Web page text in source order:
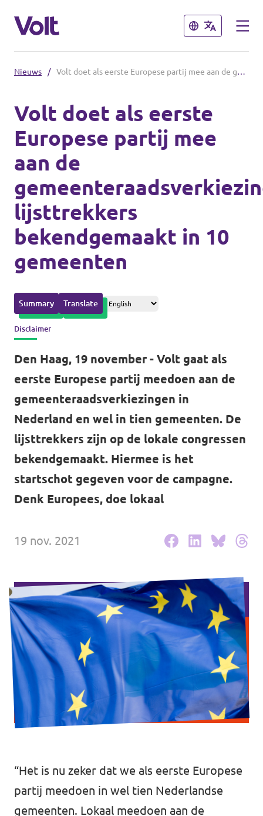
Sluiten
Volt Amsterdam
Volt Arnhem
Volt Delft
...alle Volt gemeenten
Afdelingen in de provincies
Volt Drenthe
Volt Fryslân
Volt Provincie Utrecht
...alle Volt provincies
Sluiten
Standpunten
Over Volt
Mensen
Word lid
Word actief
Doneer
Sprekersaanvraag
Volt There - Buitenlandstichting Volt
Charge - Wetenschappelijk Platform Volt
Nieuws / Volt doet als eerste Europese partij mee aan de gemeenteraadsverkiezingen: lijsttrekkers bekendgemaakt in 10 gemeenten
Volt doet als eerste
Europese partij mee
aan de
lijsttrekkers
bekendgemaakt in 10
gemeenten
Summary Translate
Disclaimer
Den Haag, 19 november - Volt gaat als
eerste Europese partij meedoen aan de
gemeenteraadsverkiezingen in
Nederland en wel in tien gemeenten. De
lijsttrekkers zijn op de lokale congressen
bekendgemaakt. Hiermee is het
startschot gegeven voor de campagne.
Denk Europees, doe lokaal
19 nov. 2021
“Het is nu zeker dat we als eerste Europese
partij meedoen in wel tien Nederlandse
gemeenten. Lokaal meedoen aan de